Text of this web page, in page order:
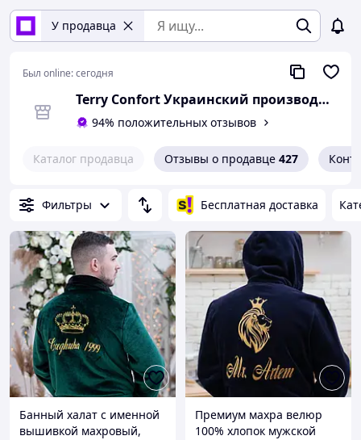
У продавца
Был online:сегодня
Terry Confort Украинский производитель домашнего текстиля
94% положительных отзывов
Каталог продавца Отзывы о продавце 427
Фильтры Бесплатная доставка
Банный халат с именной
вышивкой махровый,
Премиум махра велюр
100% хлопок мужской